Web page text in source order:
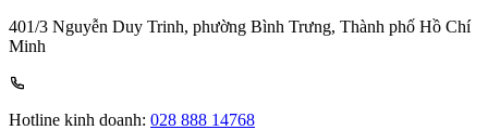
401/3 Nguyễn Duy Trinh, phường Bình Trưng, Thành phố Hồ Chí
Minh
Hotline kinh doanh: 028 888 14768